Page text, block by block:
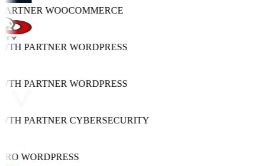
WOOCOMMERCE
PARTNERWORDPRESS
PARTNERWORDPRESS
PARTNERCYBERSECURITY
WORDPRESS